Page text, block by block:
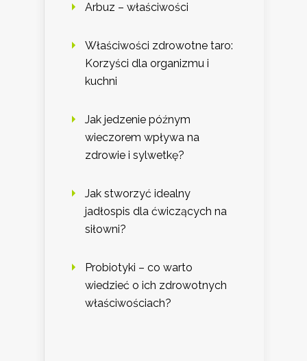
Arbuz – właściwości
Właściwości zdrowotne taro:
Korzyści dla organizmu i
kuchni
Jak jedzenie późnym
wieczorem wpływa na
zdrowie i sylwetkę?
Jak stworzyć idealny
jadłospis dla ćwiczących na
siłowni?
Probiotyki – co warto
wiedzieć o ich zdrowotnych
właściwościach?